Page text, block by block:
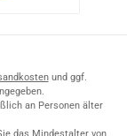
und ggf.
an Personen älter